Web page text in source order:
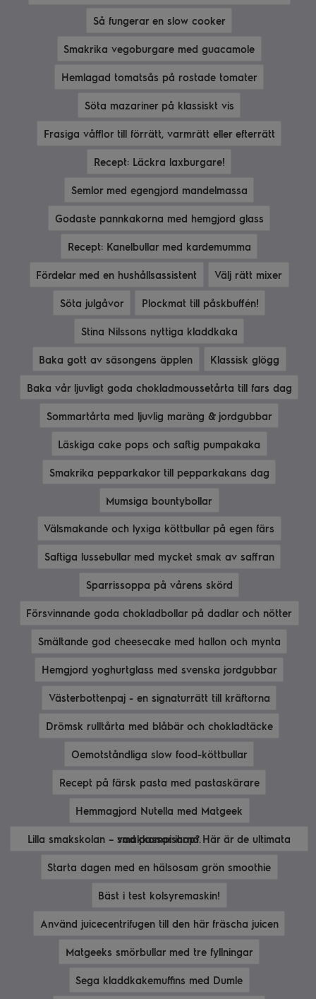
Så fungerar en slow cooker
Smakrika vegoburgare med guacamole
Hemlagad tomatsås på rostade tomater
Söta mazariner på klassiskt vis
Frasiga våfflor till förrätt, varmrätt eller efterrätt
Recept: Läckra laxburgare!
Semlor med egengjord mandelmassa
Godaste pannkakorna med hemgjord glass
Recept: Kanelbullar med kardemumma
Fördelar med en hushållsassistent Välj rätt mixer
Söta julgåvor Plockmat till påskbuffén!
Stina Nilssons nyttiga kladdkaka
Baka gott av säsongens äpplen Klassisk glögg
Baka vår ljuvligt goda chokladmoussetårta till fars dag
Sommartårta med ljuvlig maräng & jordgubbar
Läskiga cake pops och saftig pumpakaka
Smakrika pepparkakor till pepparkakans dag
Mumsiga bountybollar
Välsmakande och lyxiga köttbullar på egen färs
Saftiga lussebullar med mycket smak av saffran
Sparrissoppa på vårens skörd
Försvinnande goda chokladbollar på dadlar och nötter
Smältande god cheesecake med hallon och mynta
Hemgjord yoghurtglass med svenska jordgubbar
Västerbottenpaj - en signaturrätt till kräftorna
Drömsk rulltårta med blåbär och chokladtäcke
Oemotståndliga slow food-köttbullar
Recept på färsk pasta med pastaskärare
Hemmagjord Nutella med Matgeek
Lilla smakskolan – vad passar ihop? Här är de ultimata smakkompisarna.
Starta dagen med en hälsosam grön smoothie
Bäst i test kolsyremaskin!
Använd juicecentrifugen till den här fräscha juicen
Matgeeks smörbullar med tre fyllningar
Sega kladdkakemuffins med Dumle